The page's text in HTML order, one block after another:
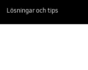
Lösningar och tips